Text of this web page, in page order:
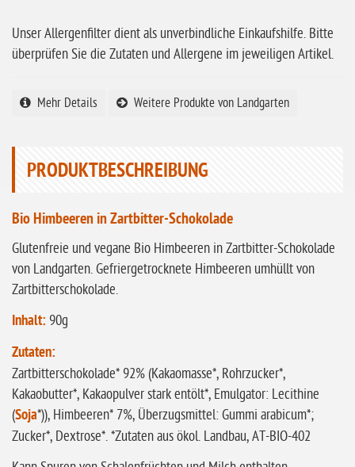
ohne Guarkernmehl
ohne Vanille
ohne Sellerie
ohne
ohne Palmöl
Unser Allergenfilter dient als unverbindliche Einkaufshilfe. Bitte
überprüfen Sie die Zutaten und Allergene im jeweiligen Artikel.
Mehr Details Weitere Produkte von Landgarten
PRODUKTBESCHREIBUNG
Bio Himbeeren in Zartbitter-Schokolade
Glutenfreie und vegane Bio Himbeeren in Zartbitter-Schokolade
von Landgarten. Gefriergetrocknete Himbeeren umhüllt von
Zartbitterschokolade.
Inhalt: 90g
Zutaten:
Zartbitterschokolade* 92% (Kakaomasse*, Rohrzucker*,
Kakaobutter*, Kakaopulver stark entölt*, Emulgator: Lecithine
(Soja*)), Himbeeren* 7%, Überzugsmittel: Gummi arabicum*;
Zucker*, Dextrose*. *Zutaten aus ökol. Landbau, AT-BIO-402